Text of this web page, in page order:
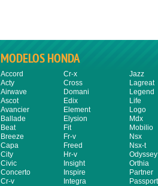
MODELOS HONDA
Accord
Acty
Airwave
Ascot
Avancier
Ballade
Beat
Breeze
Capa
City
Civic
Concerto
Cr-v
Cr-x
Cross
Domani
Edix
Element
Elysion
Fit
Fr-v
Freed
Hr-v
Insight
Inspire
Integra
Jazz
Lagreat
Legend
Life
Logo
Mdx
Mobilio
Nsx
Nsx-t
Odyssey
Orthia
Partner
Passport